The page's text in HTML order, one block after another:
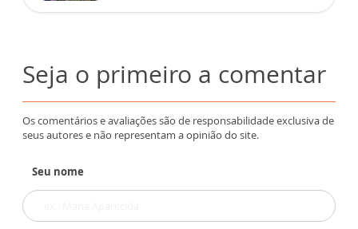
Seja o primeiro a comentar
Os comentários e avaliações são de responsabilidade exclusiva de
seus autores e não representam a opinião do site.
Seu nome